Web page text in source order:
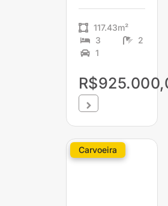
117.43m²
3
2
1
Carvoeira